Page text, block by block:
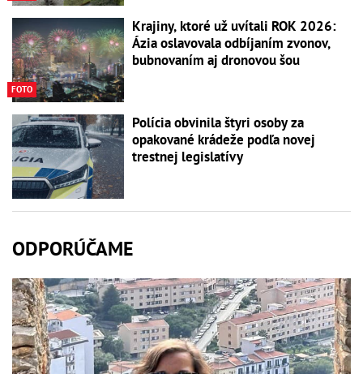
FOTO
Krajiny, ktoré už uvítali ROK 2026:
Ázia oslavovala odbíjaním zvonov,
bubnovaním aj dronovou šou
Polícia obvinila štyri osoby za
opakované krádeže podľa novej
trestnej legislatívy
ODPORÚČAME